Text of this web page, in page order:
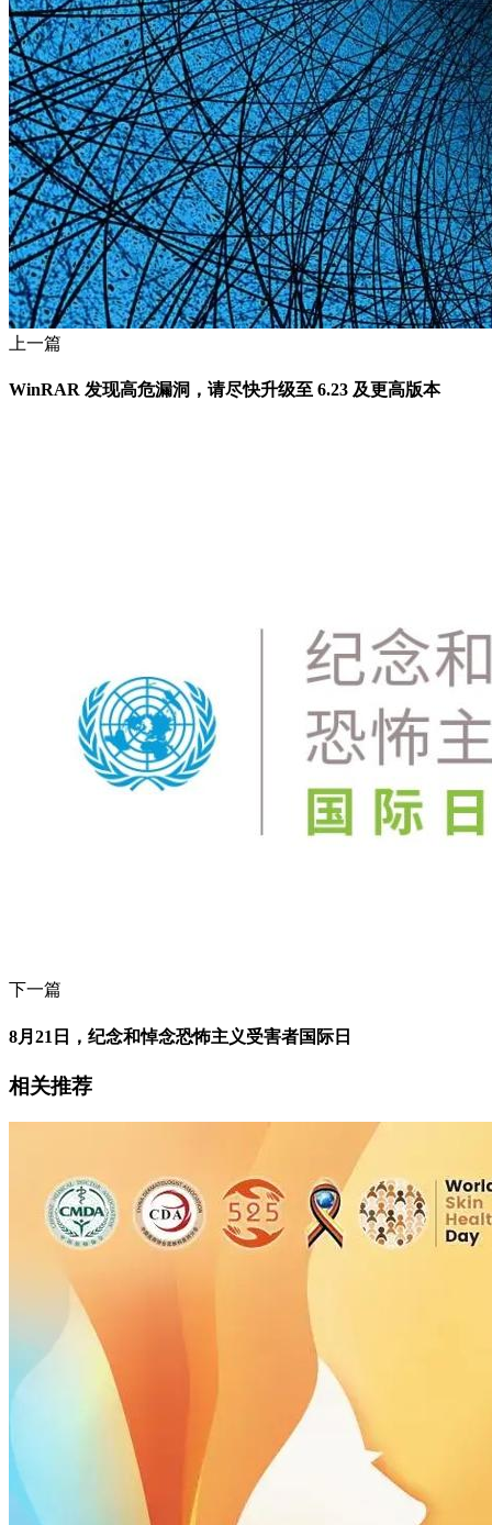
上一篇
WinRAR 发现高危漏洞，请尽快升级至 6.23 及更高版本
下一篇
8月21日，纪念和悼念恐怖主义受害者国际日
相关推荐